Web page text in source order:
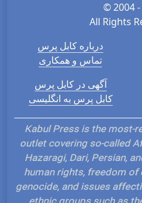
© 2004
All Rights
درباره کابل پرس
تماس و همکاری
آگهی در کابل پرس
کابل پرس به انگلیسی
Kabul Press is the most-
outlet covering so-called
Hazaragi, Dari, Persian,
human rights, freedom of
genocide, and issues